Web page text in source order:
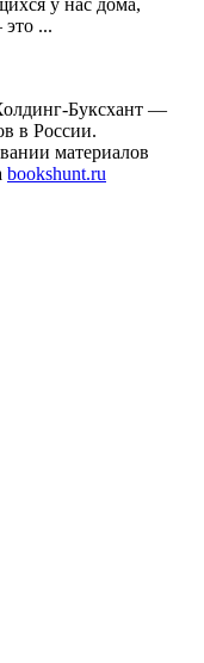
у нас дома,
...
Буксхант —
в России.
материалов
bookshunt.ru